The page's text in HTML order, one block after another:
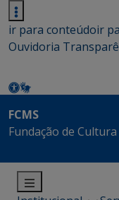
ir para conteúdoir
Ouvidoria
FCMS
Fundação de